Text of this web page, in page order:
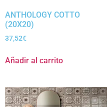
ANTHOLOGY COTTO
(20X20)
37,52€
Añadir al carrito